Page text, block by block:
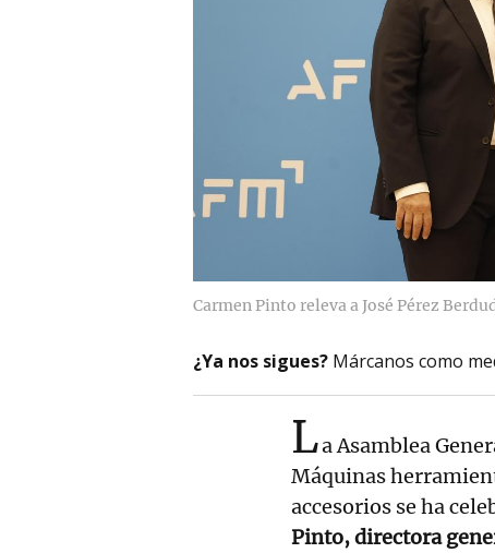
Carmen Pinto releva a José Pérez
¿Ya nos sigues? Márcanos como
La Asamblea
Máquinas
accesorios se ha
Pinto, directora